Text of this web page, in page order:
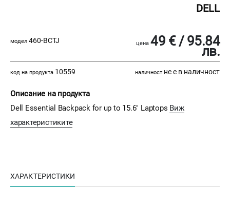
DELL
модел 460-BCTJ цена 49 € / 95.84
лв.
код на продукта 10559 наличност не е в наличност
Описание на продукта
Dell Essential Backpack for up to 15.6" Laptops Виж
характеристиките
ХАРАКТЕРИСТИКИ